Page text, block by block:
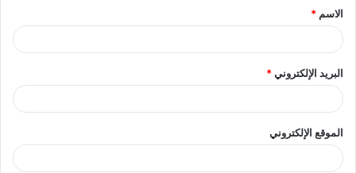
*
الاسم *
البريد الإلكتروني*
الموقع الإلكتروني